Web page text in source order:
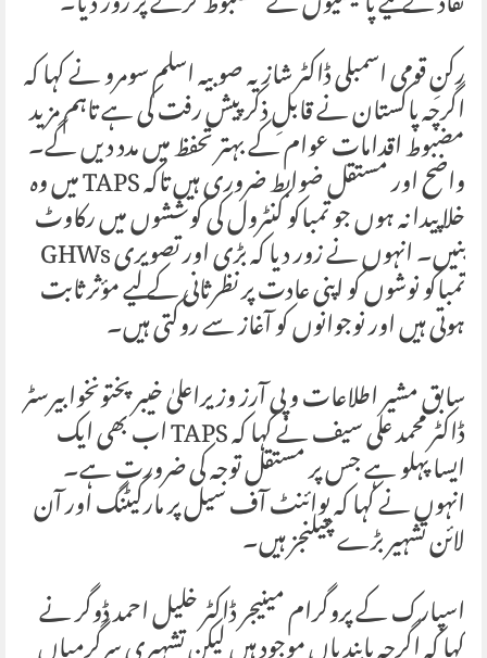
رکنِ قومی اسمبلی ڈاکٹر شازیہ صوبیہ اسلم سومرو نے کہا کہ
اگرچہ پاکستان نے قابلِ ذکر پیش رفت کی ہے تاہم مزید
مضبوط اقدامات عوام کے بہتر تحفظ میں مدد دیں گے۔
واضح اور مستقل ضوابط ضروری ہیں تاکہ TAPS میں وہ
خلا پیدا نہ ہوں جو تمباکو کنٹرول کی کوششوں میں رکاوٹ
بنیں۔ انہوں نے زور دیا کہ بڑی اور تصویری GHWs
تمباکو نوشوں کو اپنی عادت پر نظرثانی کے لیے مؤثر ثابت
ہوتی ہیں اور نوجوانوں کو آغاز سے روکتی ہیں۔
سابق مشیر اطلاعات و پی آرز وزیراعلیٰ خیبر پختونخوا بیرسٹر
ڈاکٹر محمد علی سیف نے کہا کہ TAPS اب بھی ایک
ایسا پہلو ہے جس پر مستقل توجہ کی ضرورت ہے۔
انہوں نے کہا کہ پوائنٹ آف سیل پر مارکیٹنگ اور آن
لائن تشہیر بڑے چیلنجز ہیں۔
اسپارک کے پروگرام مینیجر ڈاکٹر خلیل احمد ڈوگر نے